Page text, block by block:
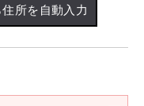
所を自動入力